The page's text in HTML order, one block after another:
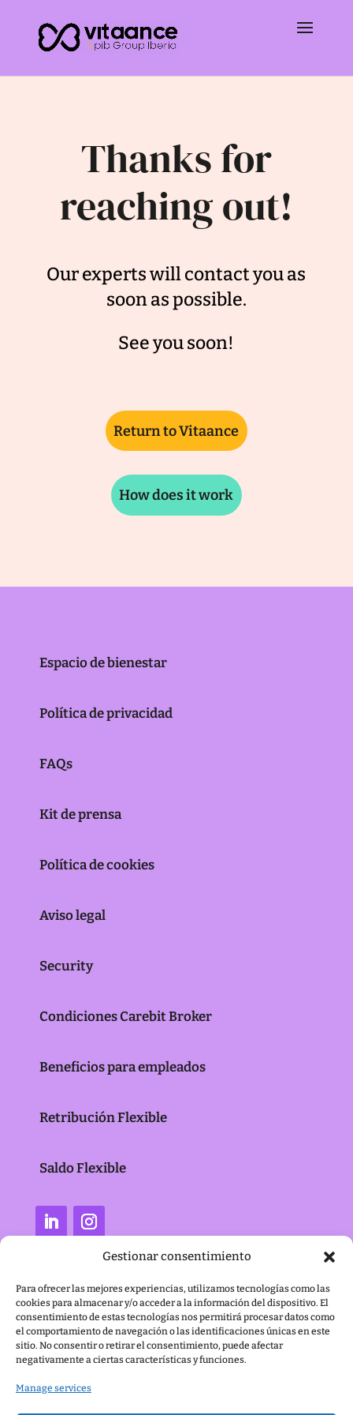
Gestionar consentimiento
Para ofrecer las mejores experiencias, utilizamos tecnologías como las
cookies para almacenar y/o acceder a la información del dispositivo. El
consentimiento de estas tecnologías nos permitirá procesar datos como
el comportamiento de navegación o las identificaciones únicas en este
sitio. No consentir o retirar el consentimiento, puede afectar
negativamente a ciertas características y funciones.
Manage services
Thanks for
reaching out!
Our experts will contact you as
soon as possible.
See you soon!
Return to Vitaance
How does it work
Espacio de bienestar
Política de privacidad
FAQs
Kit de prensa
Política de cookies
Aviso legal
Security
Condiciones Carebit Broker
Beneficios para empleados
Retribución Flexible
Saldo Flexible